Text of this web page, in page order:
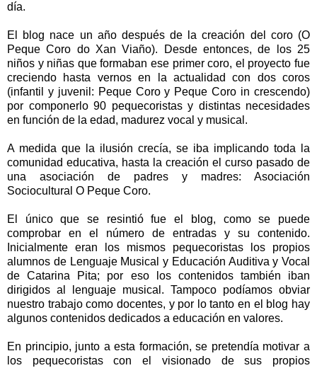
día.
El blog nace un año después de la creación del coro (O
Peque Coro do Xan Viaño). Desde entonces, de los 25
niños y niñas que formaban ese primer coro, el proyecto fue
creciendo hasta vernos en la actualidad con dos coros
(infantil y juvenil: Peque Coro y Peque Coro in crescendo)
por componerlo 90 pequecoristas y distintas necesidades
en función de la edad, madurez vocal y musical.
A medida que la ilusión crecía, se iba implicando toda la
comunidad educativa, hasta la creación el curso pasado de
una asociación de padres y madres: Asociación
Sociocultural O Peque Coro.
El único que se resintió fue el blog, como se puede
comprobar en el número de entradas y su contenido.
Inicialmente eran los mismos pequecoristas los propios
alumnos de Lenguaje Musical y Educación Auditiva y Vocal
de Catarina Pita; por eso los contenidos también iban
dirigidos al lenguaje musical. Tampoco podíamos obviar
nuestro trabajo como docentes, y por lo tanto en el blog hay
algunos contenidos dedicados a educación en valores.
En principio, junto a esta formación, se pretendía motivar a
los pequecoristas con el visionado de sus propios